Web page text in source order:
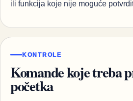
ili funkcija koje nije moguće
KONTROLE
Komande koje treba
početka